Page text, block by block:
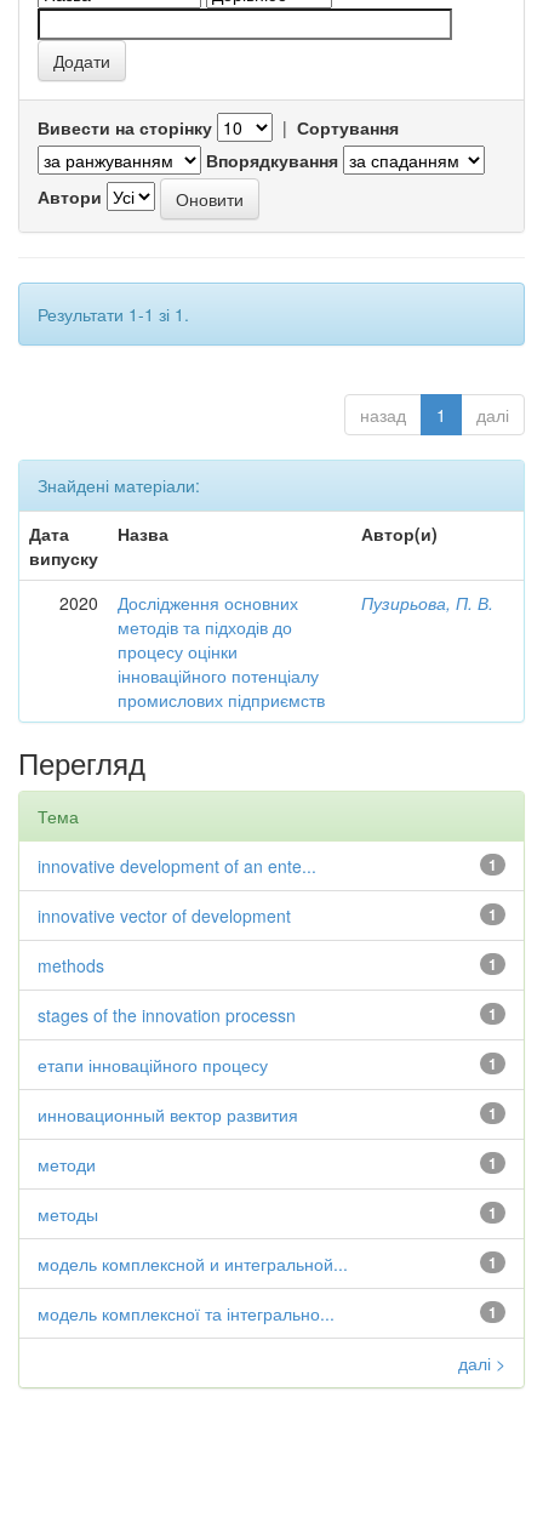
Вивести на сторінку | Сортування
Впорядкування
Автори
Результати 1-1 зі 1.
назад 1 далі
Знайдені матеріали:
Дата
випуску
Назва Автор(и)
2020
Дослідження основних
методів та підходів до
процесу оцінки
інноваційного потенціалу
промислових підприємств
Пузирьова, П. В.
Перегляд
Тема
1
innovative development of an ente...
1
innovative vector of development
1
methods
1
stages of the innovation processn
1
етапи інноваційного процесу
1
инновационный вектор развития
1
методи
1
методы
1
модель комплексной и интегральной...
1
модель комплексної та інтегрально...
далі >